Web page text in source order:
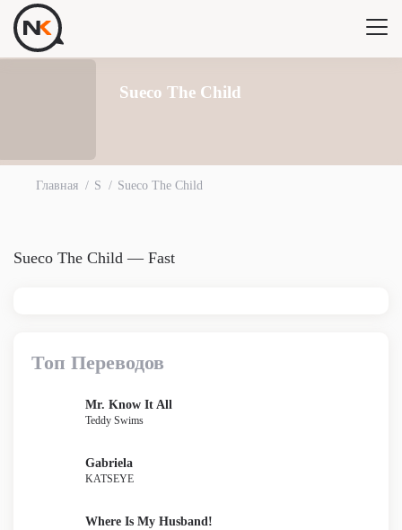
Sueco The Child
Главная S Sueco The Child
Sueco The Child — Fast
Топ Переводов
Mr. Know It All
Teddy Swims
Gabriela
KATSEYE
Where Is My Husband!